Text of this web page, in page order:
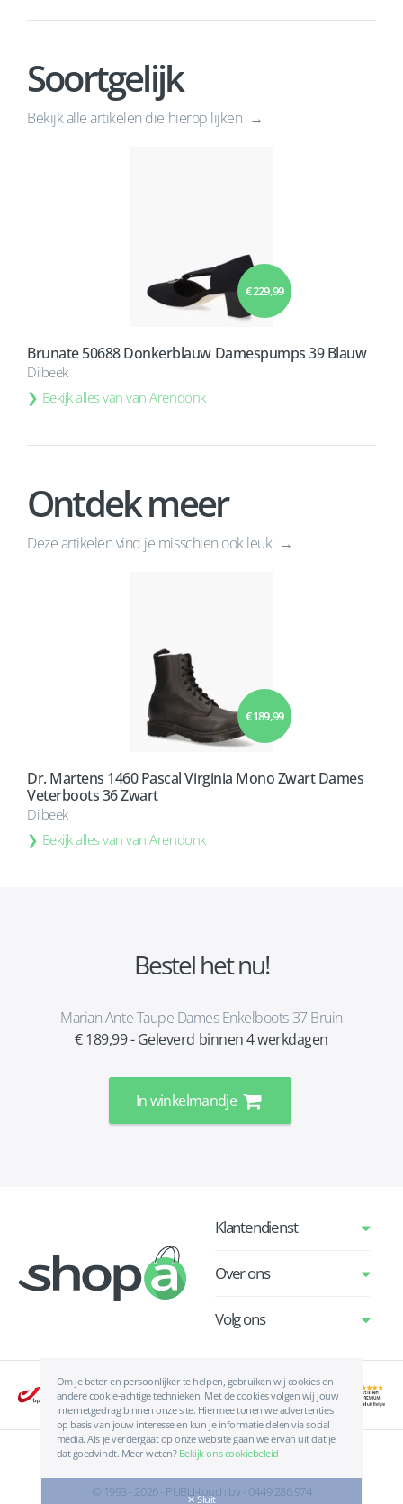
Soortgelijk
Bekijk alle artikelen die hierop lijken
€ 229,99
Brunate 50688 Donkerblauw Damespumps 39 Blauw
Dilbeek
Bekijk alles van van Arendonk
€ 189,99
Dr. Martens 1460 Pascal Virginia Mono Zwart Dames
Veterboots 36 Zwart
Dilbeek
Bekijk alles van van Arendonk
Ontdek meer
Deze artikelen vind je misschien ook leuk
Bestel het nu!
Marian Ante Taupe Dames Enkelboots 37 Bruin
€ 189,99 - Geleverd binnen 4 werkdagen
In winkelmandje
Om je beter en persoonlijker te helpen, gebruiken wij cookies en
andere cookie-achtige technieken. Met de cookies volgen wij jouw
internetgedrag binnen onze site. Hiermee tonen we advertenties
op basis van jouw interesse en kun je informatie delen via social
media. Als je verdergaat op onze website gaan we ervan uit dat je
dat goedvindt. Meer weten? Bekijk ons cookiebeleid
✕ Sluit
Klantendienst
Over ons
Volg ons
Algemene voorwaarden | Privacyverklaring
© 1993 - 2026 - PUBLI-touch bv - 0449.286.974